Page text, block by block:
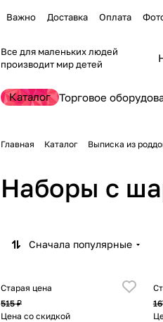
Важно Доставка Оплата
Все для маленьких людей
производит мир детей
Каталог Торговое
Главная Каталог Выписка из
Наборы с
Сначала популярные
Старая цена
515 ₽
Цена со скидкой